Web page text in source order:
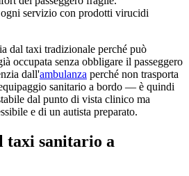
servizio con prodotti virucidi
dal taxi tradizionale perché può
occupata senza obbligare il passeggero
dall'ambulanza perché non trasporta
sanitario a bordo — è quindi
dal punto di vista clinico ma
e di un autista preparato.
taxi sanitario a